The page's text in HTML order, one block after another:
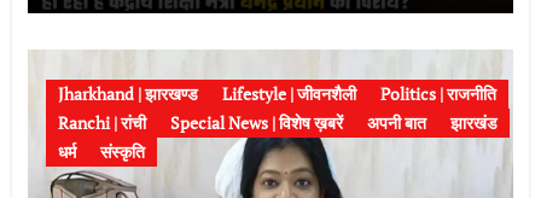
Jharkhand | झारखण्ड Lifestyle | जीवनशैली
Politics | राजनीति
Ranchi | रांची
Special News | विशेष ख़बरें अपनी बात
झारखंड
धर्म
संस्कृति